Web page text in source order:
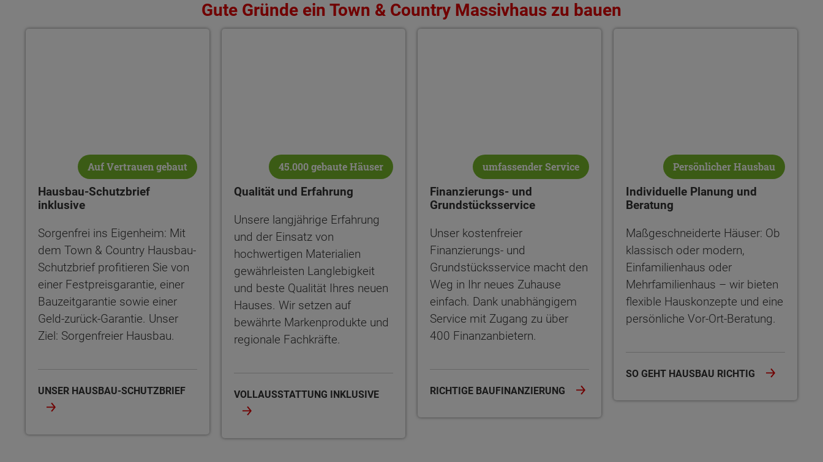
Gute Gründe ein Town & Country Massivhaus zu bauen
Auf Vertrauen gebaut
Hausbau-Schutzbrief
inklusive
Sorgenfrei ins Eigenheim: Mit
dem Town & Country Hausbau-
Schutzbrief profitieren Sie von
einer Festpreisgarantie, einer
Bauzeitgarantie sowie einer
Geld-zurück-Garantie. Unser
Ziel: Sorgenfreier Hausbau.
UNSER HAUSBAU-SCHUTZBRIEF
45.000 gebaute Häuser
Qualität und Erfahrung
Unsere langjährige Erfahrung
und der Einsatz von
hochwertigen Materialien
gewährleisten Langlebigkeit
und beste Qualität Ihres neuen
Hauses. Wir setzen auf
bewährte Markenprodukte und
regionale Fachkräfte.
VOLLAUSSTATTUNG INKLUSIVE
umfassender Service
Finanzierungs- und
Grundstücksservice
Unser kostenfreier
Finanzierungs- und
Grundstücksservice macht den
Weg in Ihr neues Zuhause
einfach. Dank unabhängigem
Service mit Zugang zu über
400 Finanzanbietern.
RICHTIGE BAUFINANZIERUNG
Persönlicher Hausbau
Individuelle Planung und
Beratung
Maßgeschneiderte Häuser: Ob
klassisch oder modern,
Einfamilienhaus oder
Mehrfamilienhaus – wir bieten
flexible Hauskonzepte und eine
persönliche Vor-Ort-Beratung.
SO GEHT HAUSBAU RICHTIG